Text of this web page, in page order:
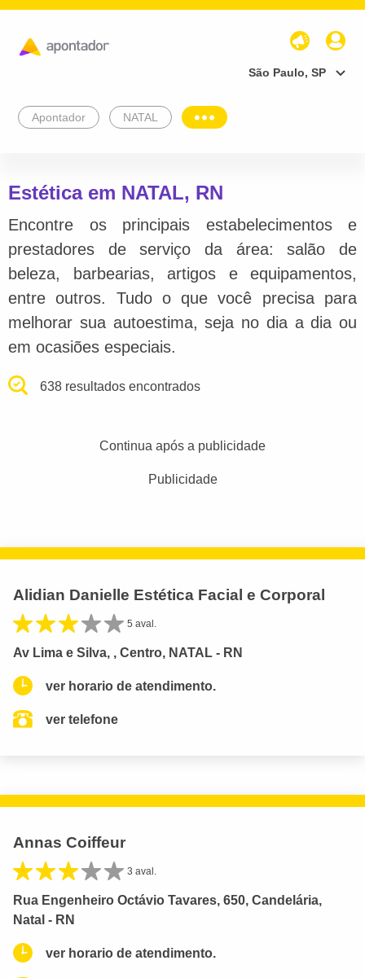
São Paulo, SP
Apontador NATAL
Estética em NATAL, RN
Encontre os principais estabelecimentos e
prestadores de serviço da área: salão de
beleza, barbearias, artigos e equipamentos,
entre outros. Tudo o que você precisa para
melhorar sua autoestima, seja no dia a dia ou
em ocasiões especiais.
638 resultados encontrados
Continua após a publicidade
Publicidade
Alidian Danielle Estética Facial e Corporal
5 aval.
Av Lima e Silva, , Centro, NATAL - RN
ver horario de atendimento.
ver telefone
Annas Coiffeur
3 aval.
Rua Engenheiro Octávio Tavares, 650, Candelária,
Natal - RN
ver horario de atendimento.